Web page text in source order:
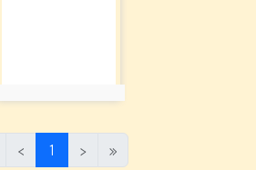
photo:3176
‹ 1 (目前頁次)
› »